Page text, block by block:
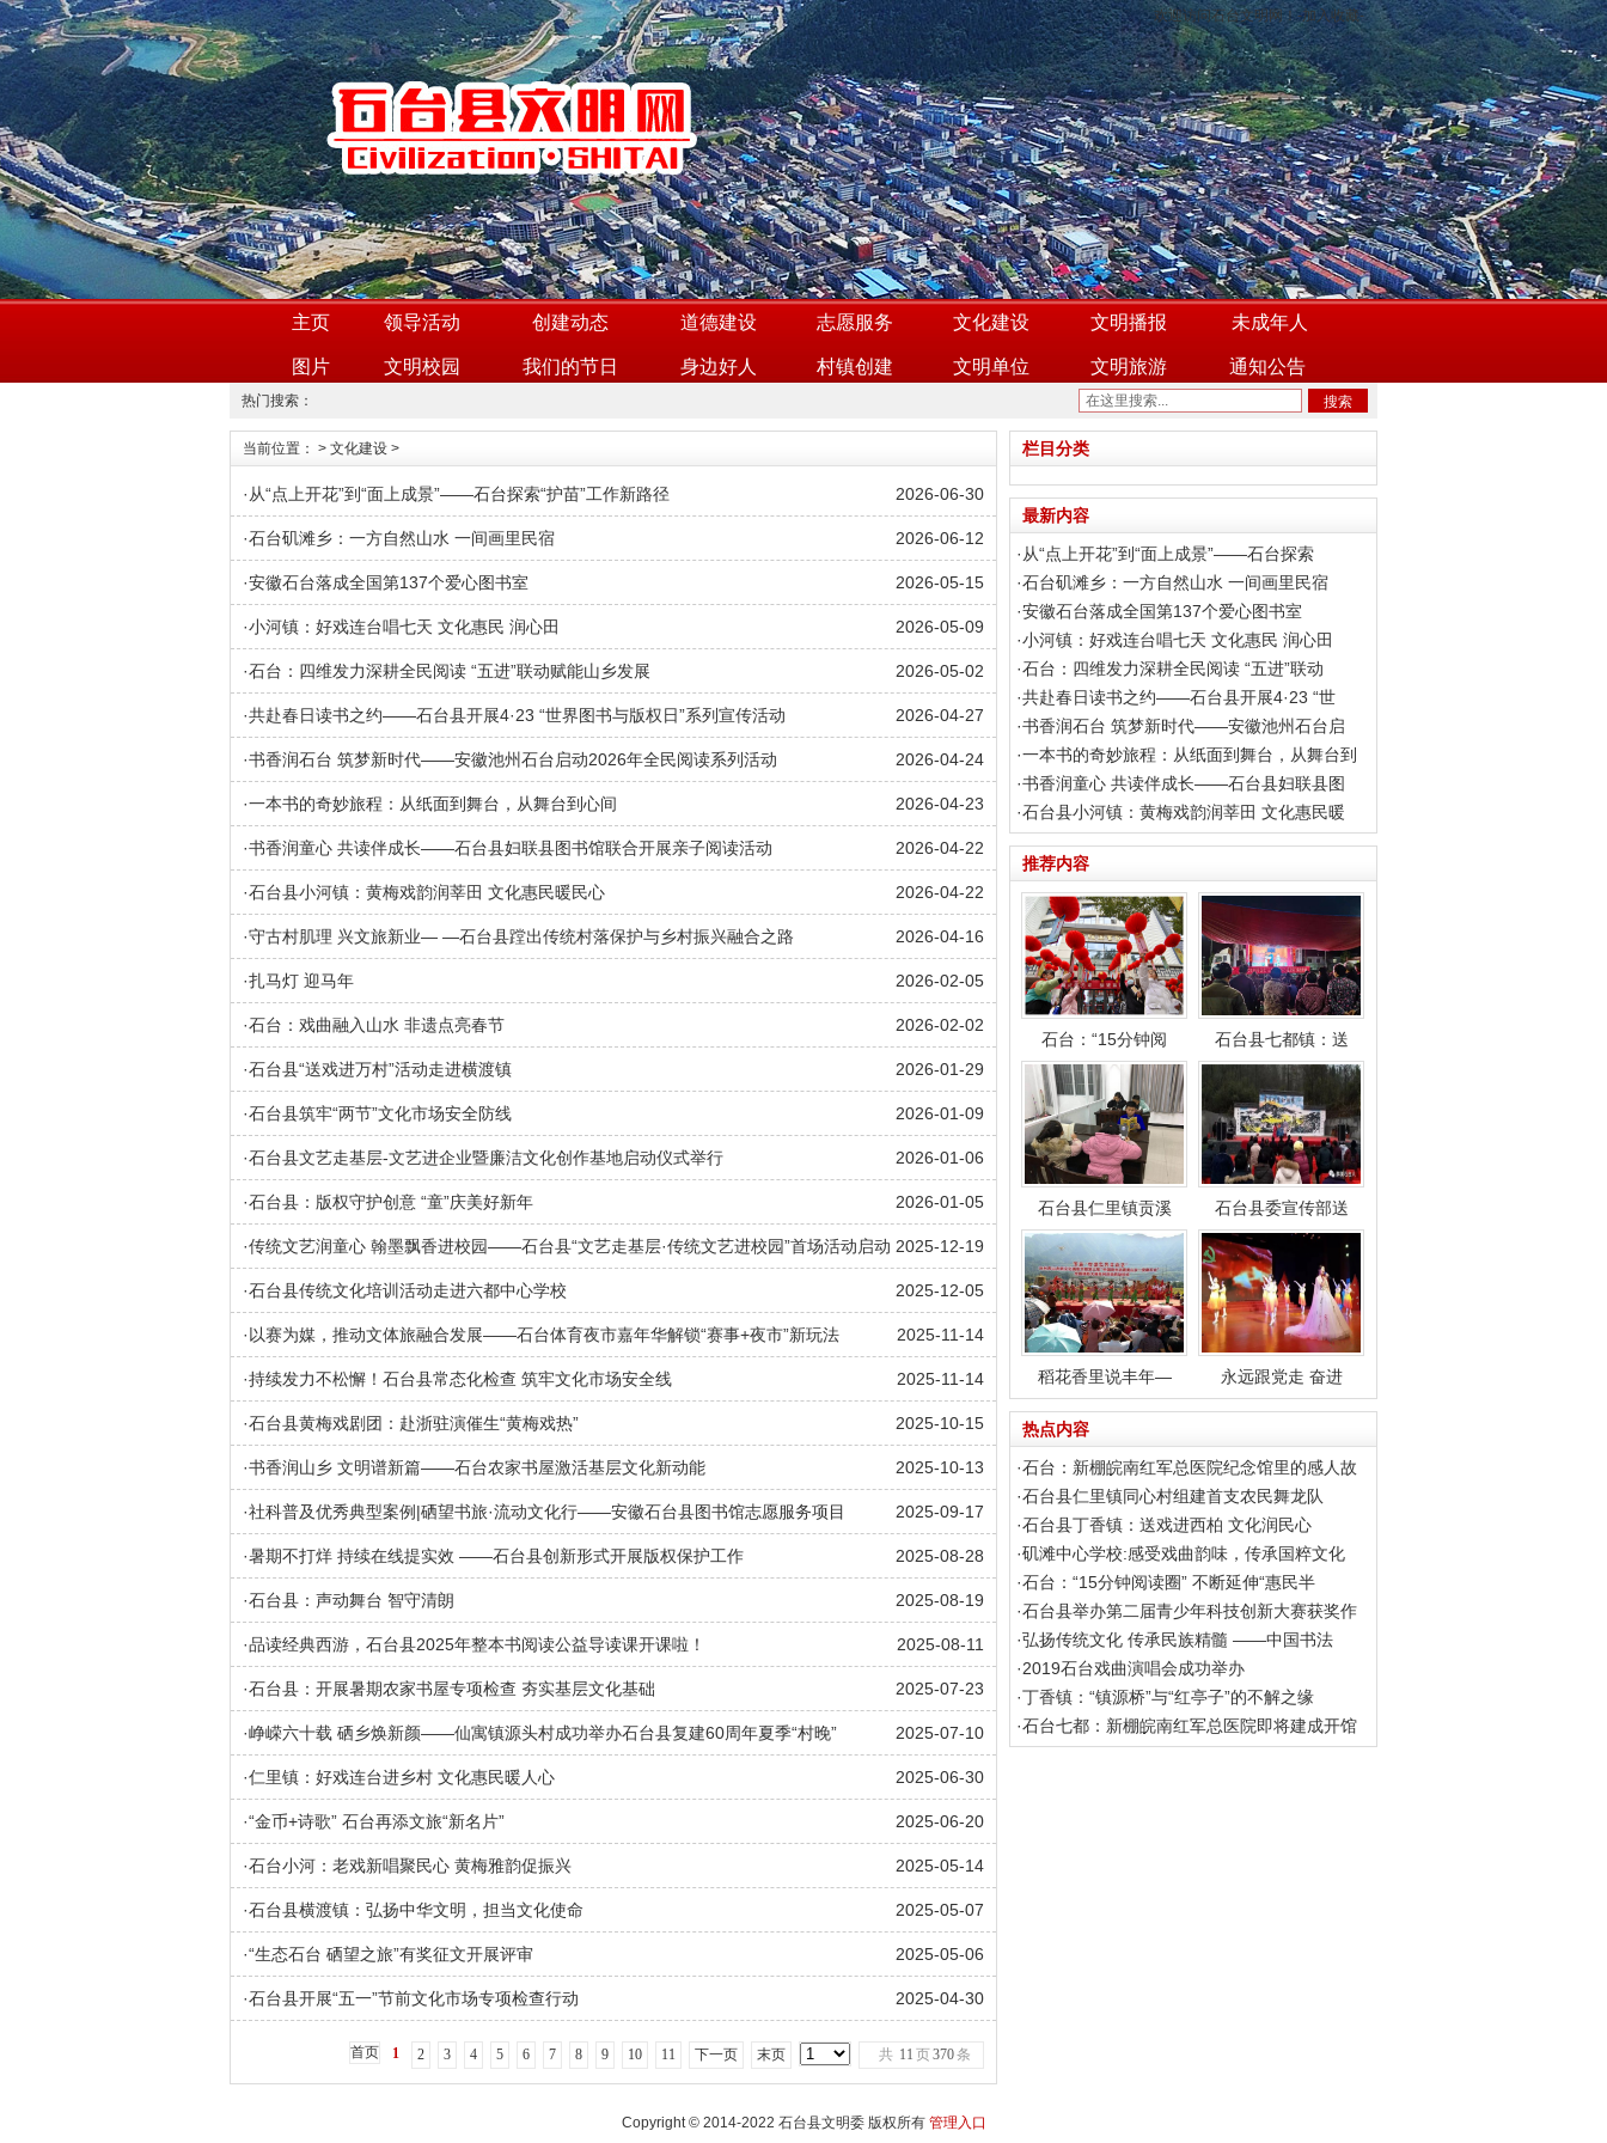
欢迎访问石台文明网！-加入收藏 -
主页 领导活动 创建动态 道德建设 志愿服务 文化建设 文明播报 未成年人
图片 文明校园 我们的节日 身边好人 村镇创建 文明单位 文明旅游 通知公告
热门搜索： 搜索
当前位置： > 文化建设 >
2026-06-30
· 从“点上开花”到“面上成景”——石台探索“护苗”工作新路径
2026-06-12
·石台矶滩乡：一方自然山水 一间画里民宿
2026-05-15
·安徽石台落成全国第137个爱心图书室
2026-05-09
·小河镇：好戏连台唱七天 文化惠民 润心田
2026-05-02
·石台：四维发力深耕全民阅读 “五进”联动赋能山乡发展
2026-04-27
·共赴春日读书之约——石台县开展4·23 “世界图书与版权日”系列宣传活动
2026-04-24
·书香润石台 筑梦新时代——安徽池州石台启动2026年全民阅读系列活动
2026-04-23
·一本书的奇妙旅程：从纸面到舞台，从舞台到心间
2026-04-22
·书香润童心 共读伴成长——石台县妇联县图书馆联合开展亲子阅读活动
2026-04-22
·石台县小河镇：黄梅戏韵润莘田 文化惠民暖民心
2026-04-16
·守古村肌理 兴文旅新业— —石台县蹚出传统村落保护与乡村振兴融合之路
2026-02-05
·扎马灯 迎马年
2026-02-02
·石台：戏曲融入山水 非遗点亮春节
2026-01-29
·石台县“送戏进万村”活动走进横渡镇
2026-01-09
·石台县筑牢“两节”文化市场安全防线
2026-01-06
·石台县文艺走基层-文艺进企业暨廉洁文化创作基地启动仪式举行
2026-01-05
·石台县：版权守护创意 “童”庆美好新年
2025-12-19
·传统文艺润童心 翰墨飘香进校园——石台县“文艺走基层·传统文艺进校园”首场活动启动
2025-12-05
·石台县传统文化培训活动走进六都中心学校
2025-11-14
· 以赛为媒，推动文体旅融合发展——石台体育夜市嘉年华解锁“赛事+夜市”新玩法
2025-11-14
·持续发力不松懈！石台县常态化检查 筑牢文化市场安全线
2025-10-15
·石台县黄梅戏剧团：赴浙驻演催生“黄梅戏热”
2025-10-13
·书香润山乡 文明谱新篇——石台农家书屋激活基层文化新动能
2025-09-17
·社科普及优秀典型案例|硒望书旅·流动文化行——安徽石台县图书馆志愿服务项目
2025-08-28
·暑期不打烊 持续在线提实效 ——石台县创新形式开展版权保护工作
2025-08-19
·石台县：声动舞台 智守清朗
2025-08-11
·品读经典西游，石台县2025年整本书阅读公益导读课开课啦！
2025-07-23
·石台县：开展暑期农家书屋专项检查 夯实基层文化基础
2025-07-10
·峥嵘六十载 硒乡焕新颜——仙寓镇源头村成功举办石台县复建60周年夏季“村晚”
2025-06-30
·仁里镇：好戏连台进乡村 文化惠民暖人心
2025-06-20
·“金币+诗歌” 石台再添文旅“新名片”
2025-05-14
·石台小河：老戏新唱聚民心 黄梅雅韵促振兴
2025-05-07
·石台县横渡镇：弘扬中华文明，担当文化使命
2025-05-06
·“生态石台 硒望之旅”有奖征文开展评审
2025-04-30
·石台县开展“五一”节前文化市场专项检查行动
首页 1 2 3 4 5 6 7 8 9 10 11 下一页 末页 共 11 页370条
栏目分类
最新内容
· 从“点上开花”到“面上成景”——石台探索
·石台矶滩乡：一方自然山水 一间画里民宿
·安徽石台落成全国第137个爱心图书室
·小河镇：好戏连台唱七天 文化惠民 润心田
·石台：四维发力深耕全民阅读 “五进”联动
·共赴春日读书之约——石台县开展4·23 “世
·书香润石台 筑梦新时代——安徽池州石台启
·一本书的奇妙旅程：从纸面到舞台，从舞台到
·书香润童心 共读伴成长——石台县妇联县图
·石台县小河镇：黄梅戏韵润莘田 文化惠民暖
推荐内容
石台：“15分钟阅 石台县七都镇：送
石台县仁里镇贡溪 石台县委宣传部送
稻花香里说丰年— 永远跟党走 奋进
热点内容
·石台：新棚皖南红军总医院纪念馆里的感人故
·石台县仁里镇同心村组建首支农民舞龙队
·石台县丁香镇：送戏进西柏 文化润民心
·矶滩中心学校:感受戏曲韵味，传承国粹文化
·石台：“15分钟阅读圈” 不断延伸“惠民半
·石台县举办第二届青少年科技创新大赛获奖作
·弘扬传统文化 传承民族精髓 ——中国书法
·2019石台戏曲演唱会成功举办
·丁香镇：“镇源桥”与“红亭子”的不解之缘
·石台七都：新棚皖南红军总医院即将建成开馆
Copyright © 2014-2022 石台县文明委 版权所有 管理入口